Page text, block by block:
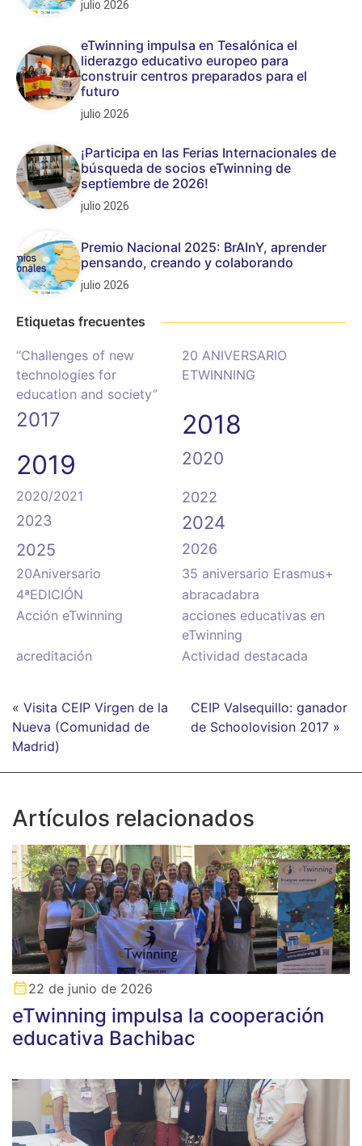
julio 2026
eTwinning impulsa en Tesalónica el
liderazgo educativo europeo para
construir centros preparados para el
futuro
julio 2026
¡Participa en las Ferias Internacionales de
búsqueda de socios eTwinning de
septiembre de 2026!
julio 2026
Premio Nacional 2025: BrAInY, aprender
pensando, creando y colaborando
julio 2026
Etiquetas frecuentes
“Challenges of new
technologies for
education and society”
20 ANIVERSARIO
ETWINNING
2017
2018
2019
2020
2020/2021
2022
2023
2024
2025 2026
20Aniversario
35 aniversario Erasmus+
4ªEDICIÓN
abracadabra
Acción eTwinning
acciones educativas en
eTwinning
acreditación
Actividad destacada
« Visita CEIP Virgen de la
Nueva (Comunidad de
Madrid)
CEIP Valsequillo: ganador
de Schoolovision 2017 »
Artículos relacionados
22 de junio de 2026
eTwinning impulsa la cooperación
educativa Bachibac